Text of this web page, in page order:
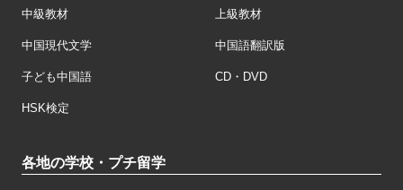
中級教材 上級教材
中国現代文学 中国語翻訳版
子ども中国語 CD・DVD
HSK検定
各地の学校・プチ留学